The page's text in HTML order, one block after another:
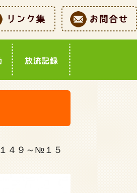
４９～№１５